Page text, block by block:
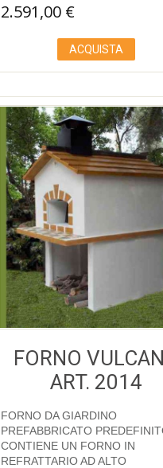
2.591,00 €
ACQUISTA
FORNO
ART. 2014
FORNO DA GIARDINO
PREFABBRICATO
CONTIENE UN FORNO IN
REFRATTARIO AD ALTO